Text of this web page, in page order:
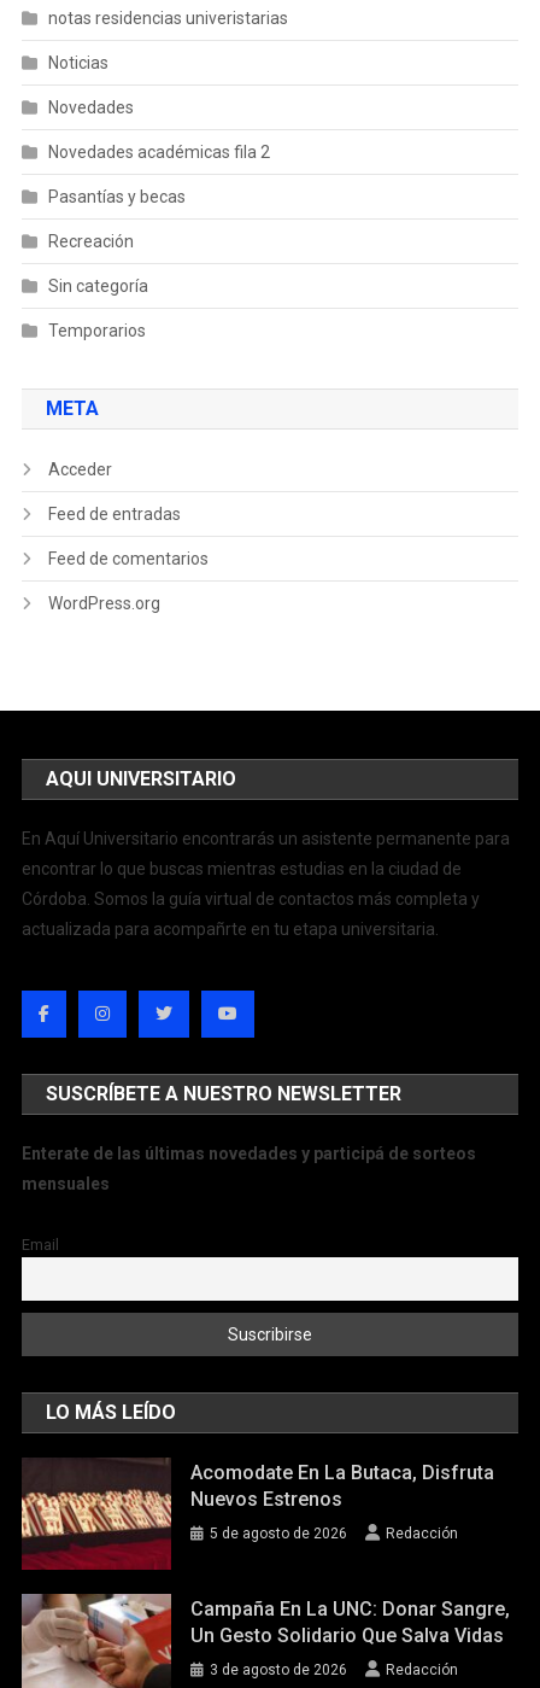
notas residencias univeristarias
Noticias
Novedades
Novedades académicas fila 2
Pasantías y becas
Recreación
Sin categoría
Temporarios
META
Acceder
Feed de entradas
Feed de comentarios
WordPress.org
AQUI UNIVERSITARIO
En Aquí Universitario encontrarás un asistente permanente para
encontrar lo que buscas mientras estudias en la ciudad de
Córdoba. Somos la guía virtual de contactos más completa y
actualizada para acompañrte en tu etapa universitaria.
SUSCRÍBETE A NUESTRO NEWSLETTER
Enterate de las últimas novedades y participá de sorteos
mensuales
Email
LO MÁS LEÍDO
Acomodate En La Butaca, Disfruta
Nuevos Estrenos
5 de agosto de 2026 Redacción
Campaña En La UNC: Donar Sangre,
Un Gesto Solidario Que Salva Vidas
3 de agosto de 2026 Redacción